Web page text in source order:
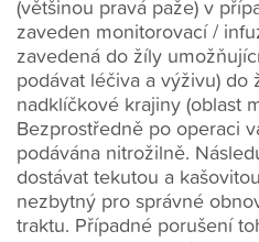
(většinou pravá paže) v
zaveden monitorovací /
zavedená do žíly
podávat léčiva a výživu) do
nadklíčkové krajiny (oblast
Bezprostředně po operaci
podávána nitrožilně.
dostávat tekutou a
nezbytný pro správné
traktu. Případné porušení